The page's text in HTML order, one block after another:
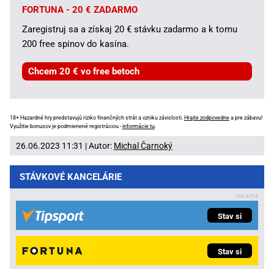
FORTUNA - 20 € ZADARMO
Zaregistruj sa a získaj 20 € stávku zadarmo a k tomu
200 free spinov do kasína.
Chcem 20 € vo free betoch
18+ Hazardné hry predstavujú riziko finančných strát a vzniku závislosti. Hrajte zodpovedne a pre zábavu!
Využitie bonusov je podmienené registráciou -informácie tu.
26.06.2023 11:31 | Autor: Michal Čarnoký
STÁVKOVÉ KANCELÁRIE
Stav si
Stav si